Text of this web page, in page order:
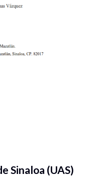
Sinaloa (UAS)